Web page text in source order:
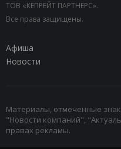
ТОВ «КЕПРЕЙТ ПАРТНЕРС».
Все права защищены.
Афиша
Новости
Материалы, отмеченные
"Новости компаний",
правах рекламы.